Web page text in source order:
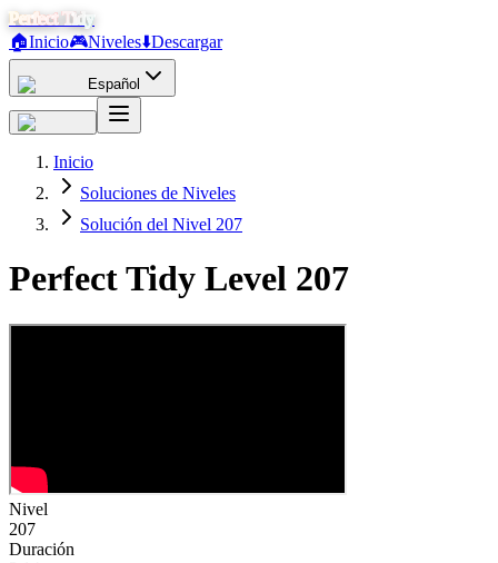
Perfect Tidy
🏠Inicio🎮Niveles⬇️Descargar
Español
Inicio
Soluciones de Niveles
Solución del Nivel 207
Perfect Tidy Level 207
Nivel
207
Duración